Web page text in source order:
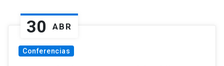
30 ABR
Conferencias